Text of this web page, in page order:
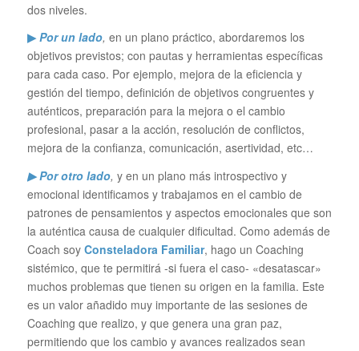
dos niveles.
▶Por un lado, en un plano práctico, abordaremos los
objetivos previstos; con pautas y herramientas específicas
para cada caso. Por ejemplo, mejora de la eficiencia y
gestión del tiempo, definición de objetivos congruentes y
auténticos, preparación para la mejora o el cambio
profesional, pasar a la acción, resolución de conflictos,
mejora de la confianza, comunicación, asertividad, etc…
▶ Por otro lado, y en un plano más introspectivo y
emocional identificamos y trabajamos en el cambio de
patrones de pensamientos y aspectos emocionales que son
la auténtica causa de cualquier dificultad. Como además de
Coach soy Consteladora Familiar, hago un Coaching
sistémico, que te permitirá -si fuera el caso- «desatascar»
muchos problemas que tienen su origen en la familia. Este
es un valor añadido muy importante de las sesiones de
Coaching que realizo, y que genera una gran paz,
permitiendo que los cambio y avances realizados sean